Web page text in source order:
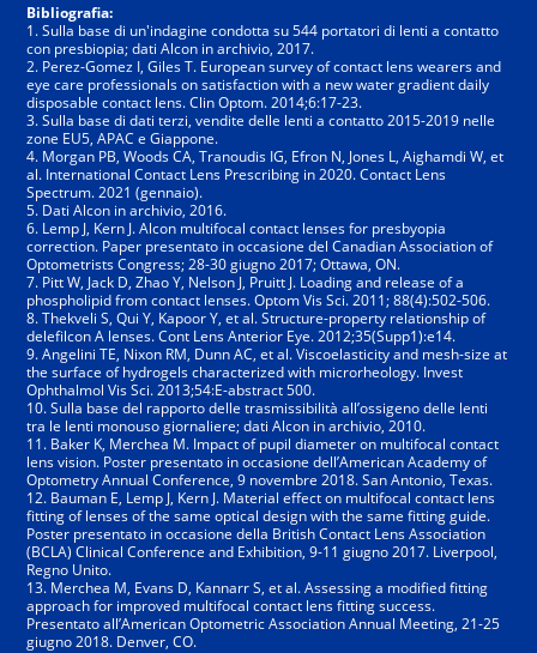
Bibliografia:
1. Sulla base di un'indagine condotta su 544 portatori di lenti a contatto
con presbiopia; dati Alcon in archivio, 2017.
2. Perez-Gomez I, Giles T. European survey of contact lens wearers and
eye care professionals on satisfaction with a new water gradient daily
disposable contact lens. Clin Optom. 2014;6:17-23.
3. Sulla base di dati terzi, vendite delle lenti a contatto 2015-2019 nelle
zone EU5, APAC e Giappone.
4. Morgan PB, Woods CA, Tranoudis IG, Efron N, Jones L, Aighamdi W, et
al. International Contact Lens Prescribing in 2020. Contact Lens
Spectrum. 2021 (gennaio).
5. Dati Alcon in archivio, 2016.
6. Lemp J, Kern J. Alcon multifocal contact lenses for presbyopia
correction. Paper presentato in occasione del Canadian Association of
Optometrists Congress; 28-30 giugno 2017; Ottawa, ON.
7. Pitt W, Jack D, Zhao Y, Nelson J, Pruitt J. Loading and release of a
phospholipid from contact lenses. Optom Vis Sci. 2011; 88(4):502-506.
8. Thekveli S, Qui Y, Kapoor Y, et al. Structure-property relationship of
delefilcon A lenses. Cont Lens Anterior Eye. 2012;35(Supp1):e14.
9. Angelini TE, Nixon RM, Dunn AC, et al. Viscoelasticity and mesh-size at
the surface of hydrogels characterized with microrheology. Invest
Ophthalmol Vis Sci. 2013;54:E-abstract 500.
10. Sulla base del rapporto delle trasmissibilità all’ossigeno delle lenti
tra le lenti monouso giornaliere; dati Alcon in archivio, 2010.
11. Baker K, Merchea M. Impact of pupil diameter on multifocal contact
lens vision. Poster presentato in occasione dell’American Academy of
Optometry Annual Conference, 9 novembre 2018. San Antonio, Texas.
12. Bauman E, Lemp J, Kern J. Material effect on multifocal contact lens
fitting of lenses of the same optical design with the same fitting guide.
Poster presentato in occasione della British Contact Lens Association
(BCLA) Clinical Conference and Exhibition, 9-11 giugno 2017. Liverpool,
Regno Unito.
13. Merchea M, Evans D, Kannarr S, et al. Assessing a modified fitting
approach for improved multifocal contact lens fitting success.
Presentato all’American Optometric Association Annual Meeting, 21-25
giugno 2018. Denver, CO.